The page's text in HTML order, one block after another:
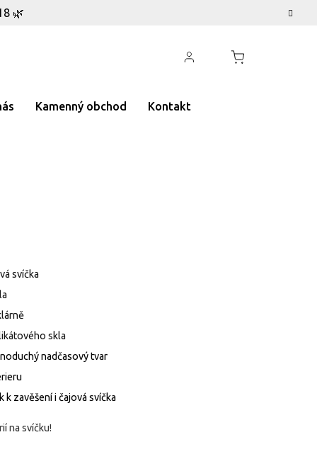
🌿
Kamenný obchod Kontakt
svíčka
skla
nadčasový tvar
zavěšení i čajová svíčka
na svíčku!